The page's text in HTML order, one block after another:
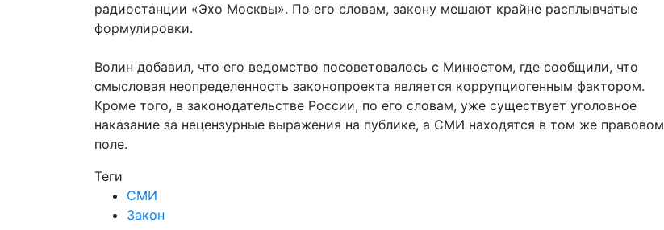
радиостанции «Эхо Москвы». По его словам, закону мешают крайне расплывчатые
формулировки.
Волин добавил, что его ведомство посоветовалось с Минюстом, где сообщили, что
смысловая неопределенность законопроекта является коррупциогенным фактором.
Кроме того, в законодательстве России, по его словам, уже существует уголовное
наказание за нецензурные выражения на публике, а СМИ находятся в том же правовом
поле.
Теги
СМИ
Закон